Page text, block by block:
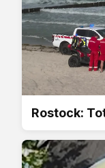
Rostock: